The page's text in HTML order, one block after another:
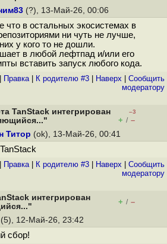
(?), 13-Май-26, 00:06
что в остальных экосистемах в
ни чуть не лучше,
у кого то не дошли.
в любой лефтпад и/или его
вставить запуск любого кода.
Правка| К родителю #3 Наверх
Cообщить
модератору
TanStack интегрирован
–3
+ / –
Титор (ok), 13-Май-26, 00:41
Правка| К родителю #3 Наверх
Cообщить
модератору
интегрирован
+ / –
(5), 12-Май-26, 23:42
сбор!